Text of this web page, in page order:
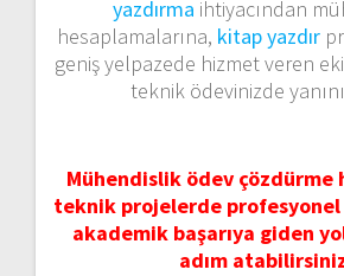
yazdırma ihtiyacından
hesaplamalarına, kitap yazdır
geniş yelpazede hizmet veren
teknik ödevinizde
Mühendislik ödev
teknik projelerde
akademik başarıya giden
adım